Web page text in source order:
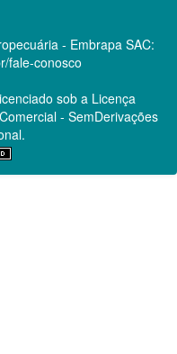
- Embrapa SAC:
fale-conosco
sob a Licença
- SemDerivações